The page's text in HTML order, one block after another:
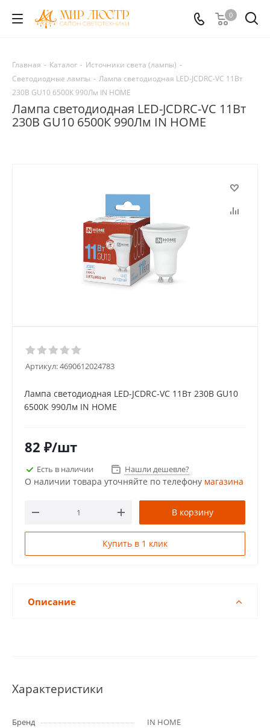
0
Главная - Каталог - Источники света (лампы) -
Светодиодные лампы - Лампа светодиодная LED-JCDRC-VC 11Вт
230В GU10 6500К 990Лм IN HOME
Лампа светодиодная LED-JCDRC-VC 11Вт
230В GU10 6500К 990Лм IN HOME
Артикул:4690612024783
Лампа светодиодная LED-JCDRC-VC 11Вт 230В GU10
6500К 990Лм IN HOME
82 ₽/шт
Есть в наличии Нашли дешевле?
О наличии товара уточняйте по телефону магазина
В корзину
Купить в 1 клик
Описание
Характеристики
Бренд IN HOME